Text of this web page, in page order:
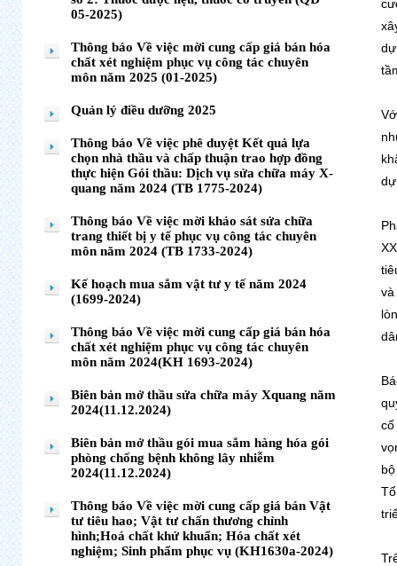
05-2025)
Thông báo Về việc mời cung cấp giá bán hóa
chất xét nghiệm phục vụ công tác chuyên
môn năm 2025 (01-2025)
Quản lý điều dưỡng 2025
Thông báo Về việc phê duyệt Kết quả lựa
chọn nhà thầu và chấp thuận trao hợp đồng
thực hiện Gói thầu: Dịch vụ sửa chữa máy X-
quang năm 2024 (TB 1775-2024)
Thông báo Về việc mời khảo sát sửa chữa
trang thiết bị y tế phục vụ công tác chuyên
môn năm 2024 (TB 1733-2024)
Kế hoạch mua sắm vật tư y tế năm 2024
(1699-2024)
Thông báo Về việc mời cung cấp giá bán hóa
chất xét nghiệm phục vụ công tác chuyên
môn năm 2024(KH 1693-2024)
Biên bản mở thầu sửa chữa máy Xquang năm
2024(11.12.2024)
Biên bản mở thầu gói mua sắm hàng hóa gói
phòng chống bệnh không lây nhiễm
2024(11.12.2024)
Thông báo Về việc mời cung cấp giá bán Vật
tư tiêu hao; Vật tư chấn thương chỉnh
hình;Hoá chất khử khuẩn; Hóa chất xét
nghiệm; Sinh phẩm phục vụ (KH1630a-2024)